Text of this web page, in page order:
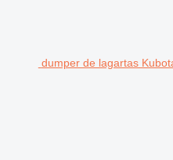
dumper de lagartas